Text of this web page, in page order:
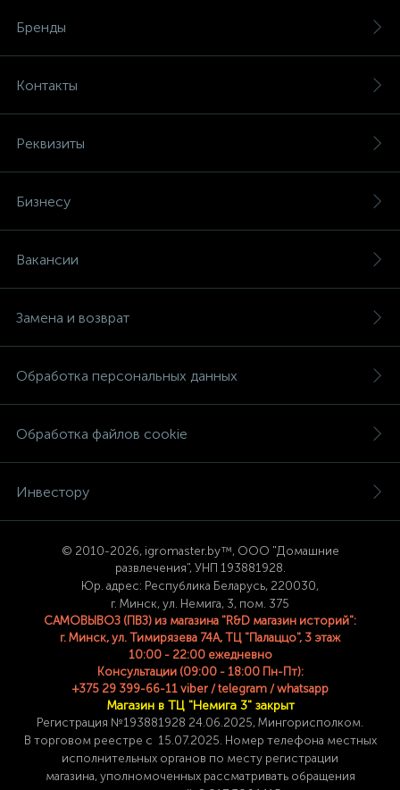
Бренды
Контакты
Реквизиты
Бизнесу
Вакансии
Замена и возврат
Обработка персональных данных
Обработка файлов cookie
Инвестору
© 2010-2026, igromaster.by™, ООО "Домашние
развлечения", УНП 193881928.
Юр. адрес: Республика Беларусь, 220030,
г. Минск, ул. Немига, 3, пом. 375
САМОВЫВОЗ (ПВЗ) из магазина "R&D магазин историй":
г. Минск, ул. Тимирязева 74A, ТЦ "Палаццо", 3 этаж
10:00 - 22:00 ежедневно
Консультации (09:00 - 18:00 Пн-Пт):
+375 29 399-66-11 viber / telegram / whatsapp
Магазин в ТЦ "Немига 3" закрыт
Регистрация №193881928 24 .06.2025, Мингорисполком.
В торговом реестре с 15.07.2025. Номер телефона местных
исполнительных органов по месту регистрации
магазина,уполномоченных рассматривать обращения